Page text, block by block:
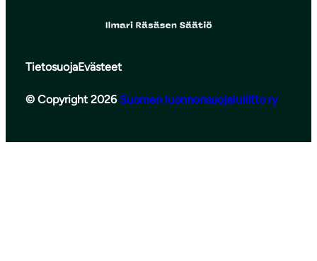
TietosuojaEvästeet
© Copyright 2026 Suomen luonnonsuojeluliitto ry